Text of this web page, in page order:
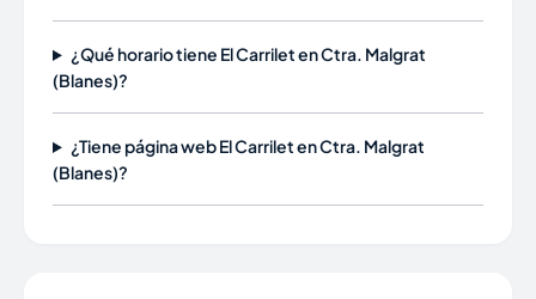
¿Qué horario tiene El Carrilet en Ctra. Malgrat
(Blanes)?
¿Tiene página web El Carrilet en Ctra. Malgrat
(Blanes)?